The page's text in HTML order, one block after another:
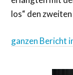
los“ den
ganzen Bericht